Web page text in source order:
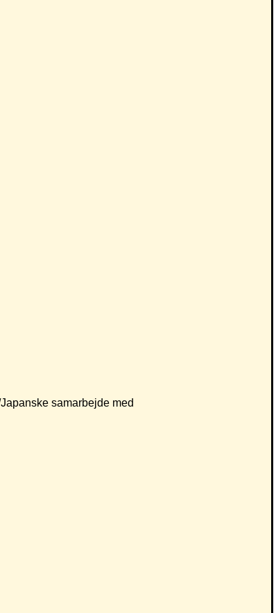
samarbejde med